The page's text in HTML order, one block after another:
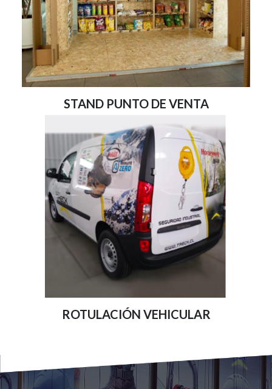
STAND PUNTO DE VENTA
ROTULACIÓN VEHICULAR